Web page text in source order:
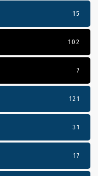
15
102
7
121
31
17